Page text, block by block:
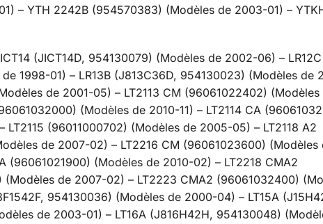
– YTH 2242B (954570383) (Modèles de 2003-01) –
(JICT14D, 954130079) (Modèles de 2002-06) – LR12C
1998-01) – LR13B (J813C36D, 954130023) (Modèles de
de 2001-05) – LT2113 CM (96061022402)
(Modèles de 2010-11) – LT2114 CA
(96011000702) (Modèles de 2005-05) – LT2118 A2
de 2007-02) – LT2216 CM (96061023600)
(96061021900) (Modèles de 2010-02) – LT2218 CMA2
de 2007-02) – LT2223 CMA2 (96061032400)
954130036) (Modèles de 2000-04) – LT15A
de 2003-01) – LT16A (J816H42H, 954130048)